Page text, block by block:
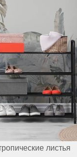
листья